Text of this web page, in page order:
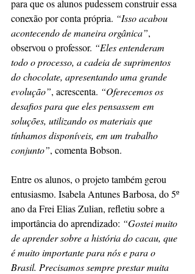
para que os alunos pudessem construir essa
conexão por conta própria. “Isso acabou
acontecendo de maneira orgânica”,
observou o professor. “Eles entenderam
todo o processo, a cadeia de suprimentos
do chocolate, apresentando uma grande
evolução”, acrescenta. “Oferecemos os
desafios para que eles pensassem em
soluções, utilizando os materiais que
tínhamos disponíveis, em um trabalho
conjunto”, comenta Bobson.
Entre os alunos, o projeto também gerou
entusiasmo. Isabela Antunes Barbosa, do 5º
ano da Frei Elias Zulian, refletiu sobre a
importância do aprendizado: “Gostei muito
de aprender sobre a história do cacau, que
é muito importante para nós e para o
Brasil. Precisamos sempre prestar muita